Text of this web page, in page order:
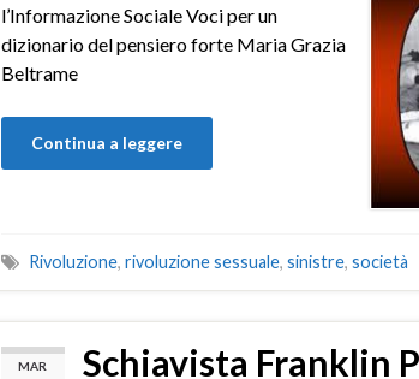
l’Informazione Sociale Voci per un
dizionario del pensiero forte Maria Grazia
Beltrame
Continua a leggere
Rivoluzione, rivoluzione sessuale, sinistre, società
MAR
Schiavista Franklin